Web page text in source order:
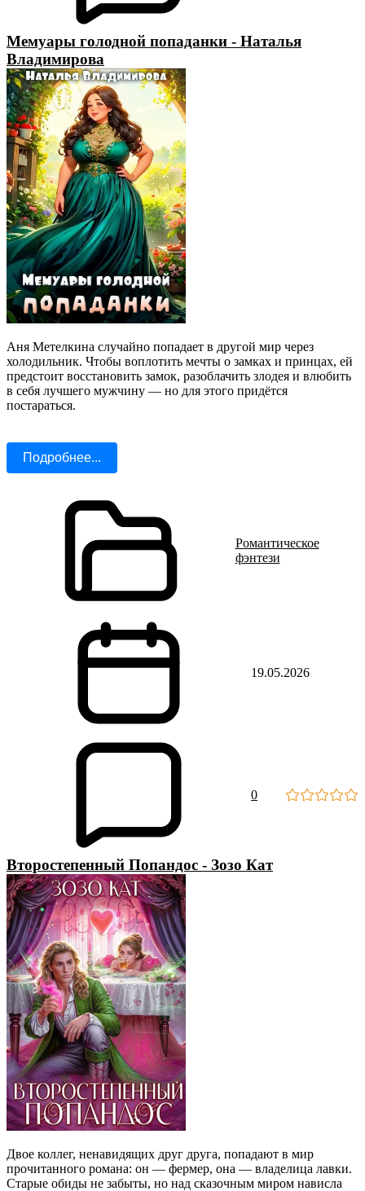
Мемуары голодной попаданки - Наталья
Владимирова
Аня Метелкина случайно попадает в другой мир через
холодильник. Чтобы воплотить мечты о замках и принцах, ей
предстоит восстановить замок, разоблачить злодея и влюбить
в себя лучшего мужчину — но для этого придётся
постараться.
Подробнее...
Романтическое
фэнтези
19.05.2026
0
Второстепенный Попандос - Зозо Кат
Двое коллег, ненавидящих друг друга, попадают в мир
прочитанного романа: он — фермер, она — владелица лавки.
Старые обиды не забыты, но над сказочным миром нависла